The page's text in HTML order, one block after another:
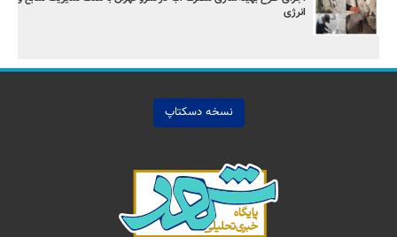
انرژی
نسخه دسکتاپ